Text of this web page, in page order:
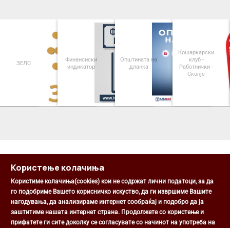
ЗЕЛС
Финансиски
индикатор
Општината на
дланка
Кошаркарски
клуб -
Работнички -
Скопје
Општина Центар
Михаил Цоков бр. 1, Скопје
Користење колачиња
Користиме колачиња(cookies) кои не содржат лични податоци, за да
го подобриме Вашето корисничко искуство, да ги извршиме Вашите
нагодувања, да анализираме интернет сообраќај и подобро да ја
заштитиме нашата интернет страна. Продолжете со користење и
прифатете ги сите доколку се согласувате со начинот на употреба на